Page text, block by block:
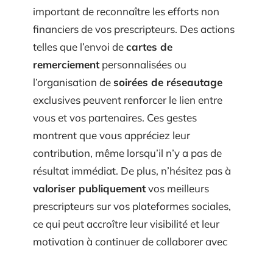
important de reconnaître les efforts non
financiers de vos prescripteurs. Des actions
telles que l’envoi de cartes de
remerciement personnalisées ou
l’organisation de soirées de réseautage
exclusives peuvent renforcer le lien entre
vous et vos partenaires. Ces gestes
montrent que vous appréciez leur
contribution, même lorsqu’il n’y a pas de
résultat immédiat. De plus, n’hésitez pas à
valoriser publiquement vos meilleurs
prescripteurs sur vos plateformes sociales,
ce qui peut accroître leur visibilité et leur
motivation à continuer de collaborer avec